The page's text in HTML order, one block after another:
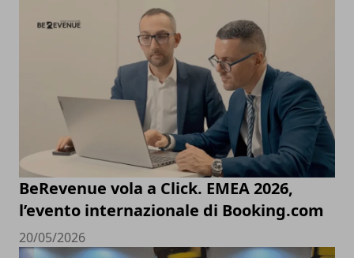
BeRevenue vola a Click. EMEA 2026,
l’evento internazionale di Booking.com
20/05/2026